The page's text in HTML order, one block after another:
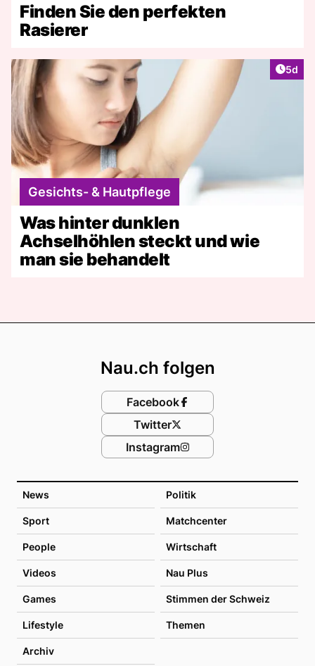
Finden Sie den perfekten
Rasierer
5d
Gesichts- & Hautpflege
Was hinter dunklen
Achselhöhlen steckt und wie
man sie behandelt
News Politik
Sport Matchcenter
People Wirtschaft
Videos Nau Plus
Games Stimmen der Schweiz
Lifestyle Themen
Archiv
Nau.ch folgen
Facebook
Twitter
Instagram